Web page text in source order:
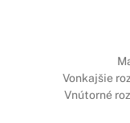
Vonkajšie
Vnútorné